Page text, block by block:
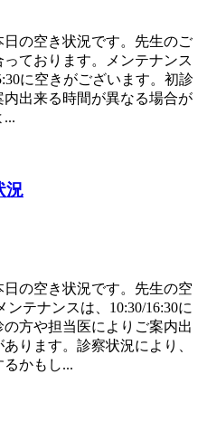
の空き状況です。先生のご
ております。メンテナンス
に空きがございます。初診
出来る時間が異なる場合が
...
況
の空き状況です。先生の空
ンテナンスは、10:30/16:30に
方や担当医によりご案内出
ります。診察状況により、
かもし...